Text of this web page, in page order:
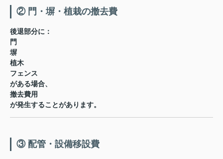
② 門・塀・植栽の撤去費
後退部分に：
門
塀
植木
フェンス
がある場合、
撤去費用
が発生することがあります。
③ 配管・設備移設費